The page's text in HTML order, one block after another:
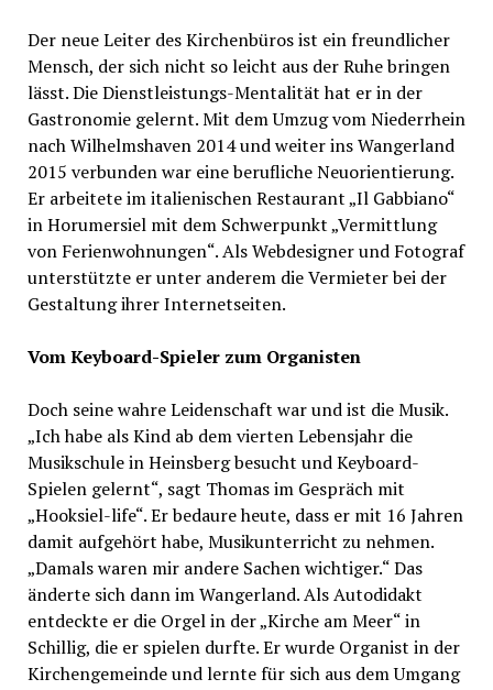
Der neue Leiter des Kirchenbüros ist ein freundlicher
Mensch, der sich nicht so leicht aus der Ruhe bringen
lässt. Die Dienstleistungs-Mentalität hat er in der
Gastronomie gelernt. Mit dem Umzug vom Niederrhein
nach Wilhelmshaven 2014 und weiter ins Wangerland
2015 verbunden war eine berufliche Neuorientierung.
Er arbeitete im italienischen Restaurant „Il Gabbiano“
in Horumersiel mit dem Schwerpunkt „Vermittlung
von Ferienwohnungen“. Als Webdesigner und Fotograf
unterstützte er unter anderem die Vermieter bei der
Gestaltung ihrer Internetseiten.
Vom Keyboard-Spieler zum Organisten
Doch seine wahre Leidenschaft war und ist die Musik.
„Ich habe als Kind ab dem vierten Lebensjahr die
Musikschule in Heinsberg besucht und Keyboard-
Spielen gelernt“, sagt Thomas im Gespräch mit
„Hooksiel-life“. Er bedaure heute, dass er mit 16 Jahren
damit aufgehört habe, Musikunterricht zu nehmen.
„Damals waren mir andere Sachen wichtiger.“ Das
änderte sich dann im Wangerland. Als Autodidakt
entdeckte er die Orgel in der „Kirche am Meer“ in
Schillig, die er spielen durfte. Er wurde Organist in der
Kirchengemeinde und lernte für sich aus dem Umgang